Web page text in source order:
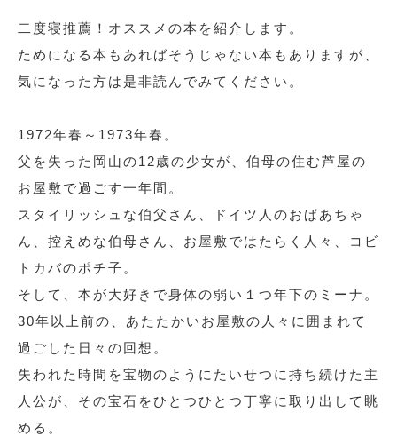
二度寝推薦！オススメの本を紹介します。
ためになる本もあればそうじゃない本もありますが、
気になった方は是非読んでみてください。
1972年春～1973年春。
父を失った岡山の12歳の少女が、伯母の住む芦屋の
お屋敷で過ごす一年間。
スタイリッシュな伯父さん、ドイツ人のおばあちゃ
ん、控えめな伯母さん、お屋敷ではたらく人々、コビ
トカバのポチ子。
そして、本が大好きで身体の弱い１つ年下のミーナ。
30年以上前の、あたたかいお屋敷の人々に囲まれて
過ごした日々の回想。
失われた時間を宝物のようにたいせつに持ち続けた主
人公が、その宝石をひとつひとつ丁寧に取り出して眺
める。